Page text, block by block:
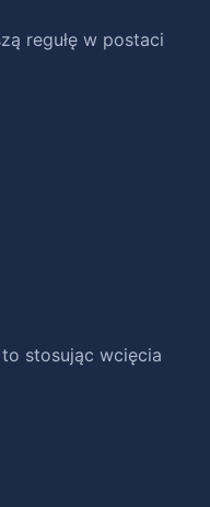
regułę w postaci
to stosując wcięcia